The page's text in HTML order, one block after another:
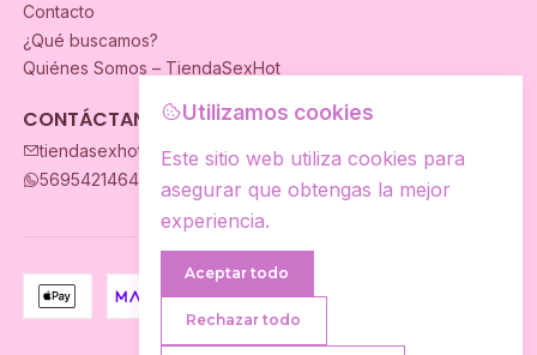
Contacto
¿Qué buscamos?
Quiénes Somos – TiendaSexHot
CONTÁCTANOS
tiendasexhot@gmail.com
56954214649
Utilizamos cookies
Este sitio web utiliza cookies para
asegurar que obtengas la mejor
experiencia.
Aceptar todo
Rechazar todo